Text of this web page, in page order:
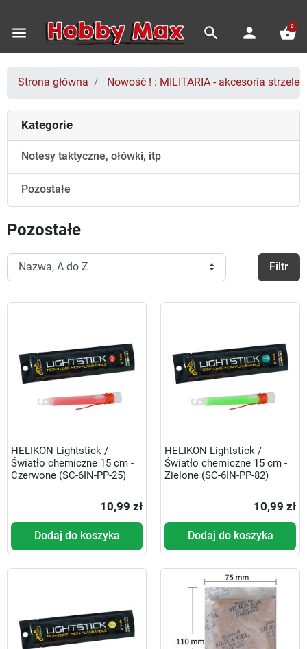
menu search person shopping_basket
0
Strona główna Nowość ! : MILITARIA - akcesoria
Kategorie
Notesy taktyczne, ołówki, itp
Pozostałe
Pozostałe
Filtr
HELIKON Lightstick /
Światło chemiczne 15 cm -
Czerwone (SC-6IN-PP-25)
10,99 zł
Dodaj do koszyka
HELIKON Lightstick /
Światło chemiczne 15 cm -
Zielone (SC-6IN-PP-82)
10,99 zł
Dodaj do koszyka